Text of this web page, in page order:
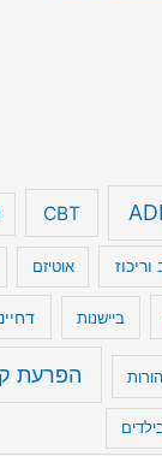
CBT
אוטיזם
ביישנות
הורות הפרעת